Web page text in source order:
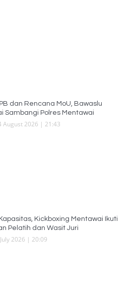
dan Rencana MoU, Bawaslu
Sambangi Polres Mentawai
August 2026 | 21:43
Kickboxing Mentawai Ikuti
Pelatih dan Wasit Juri
2026 | 20:09